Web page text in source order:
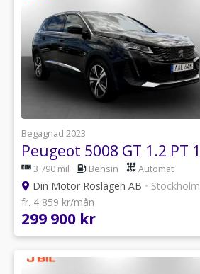
Begagnad 2023
3 790 mil Bensin Automat
Din Motor Roslagen AB • Stockholm
fr. 4 859 kr/mån
299 900 kr